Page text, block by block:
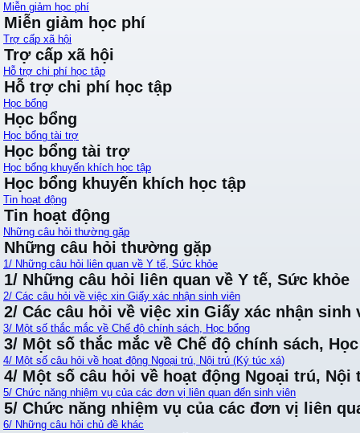
Miễn giảm học phí
Miễn giảm học phí
Trợ cấp xã hội
Trợ cấp xã hội
Hỗ trợ chi phí học tập
Hỗ trợ chi phí học tập
Học bổng
Học bổng
Học bổng tài trợ
Học bổng tài trợ
Học bổng khuyến khích học tập
Học bổng khuyến khích học tập
Tin hoạt động
Tin hoạt động
Những câu hỏi thường gặp
Những câu hỏi thường gặp
1/ Những câu hỏi liên quan về Y tế, Sức khỏe
1/ Những câu hỏi liên quan về Y tế, Sức khỏe
2/ Các câu hỏi về việc xin Giấy xác nhận sinh viên
2/ Các câu hỏi về việc xin Giấy xác nhận sinh
3/ Một số thắc mắc về Chế độ chính sách, Học bổng
3/ Một số thắc mắc về Chế độ chính sách,
4/ Một số câu hỏi về hoạt động Ngoại trú, Nội trú (Ký túc xá)
4/ Một số câu hỏi về hoạt động Ngoại trú, Nội
5/ Chức năng nhiệm vụ của các đơn vị liên quan đến sinh viên
5/ Chức năng nhiệm vụ của các đơn vị liên
6/ Những câu hỏi chủ đề khác